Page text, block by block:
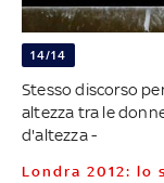
14/14
Stesso discorso
altezza tra le
d'altezza -
Londra 2012: lo